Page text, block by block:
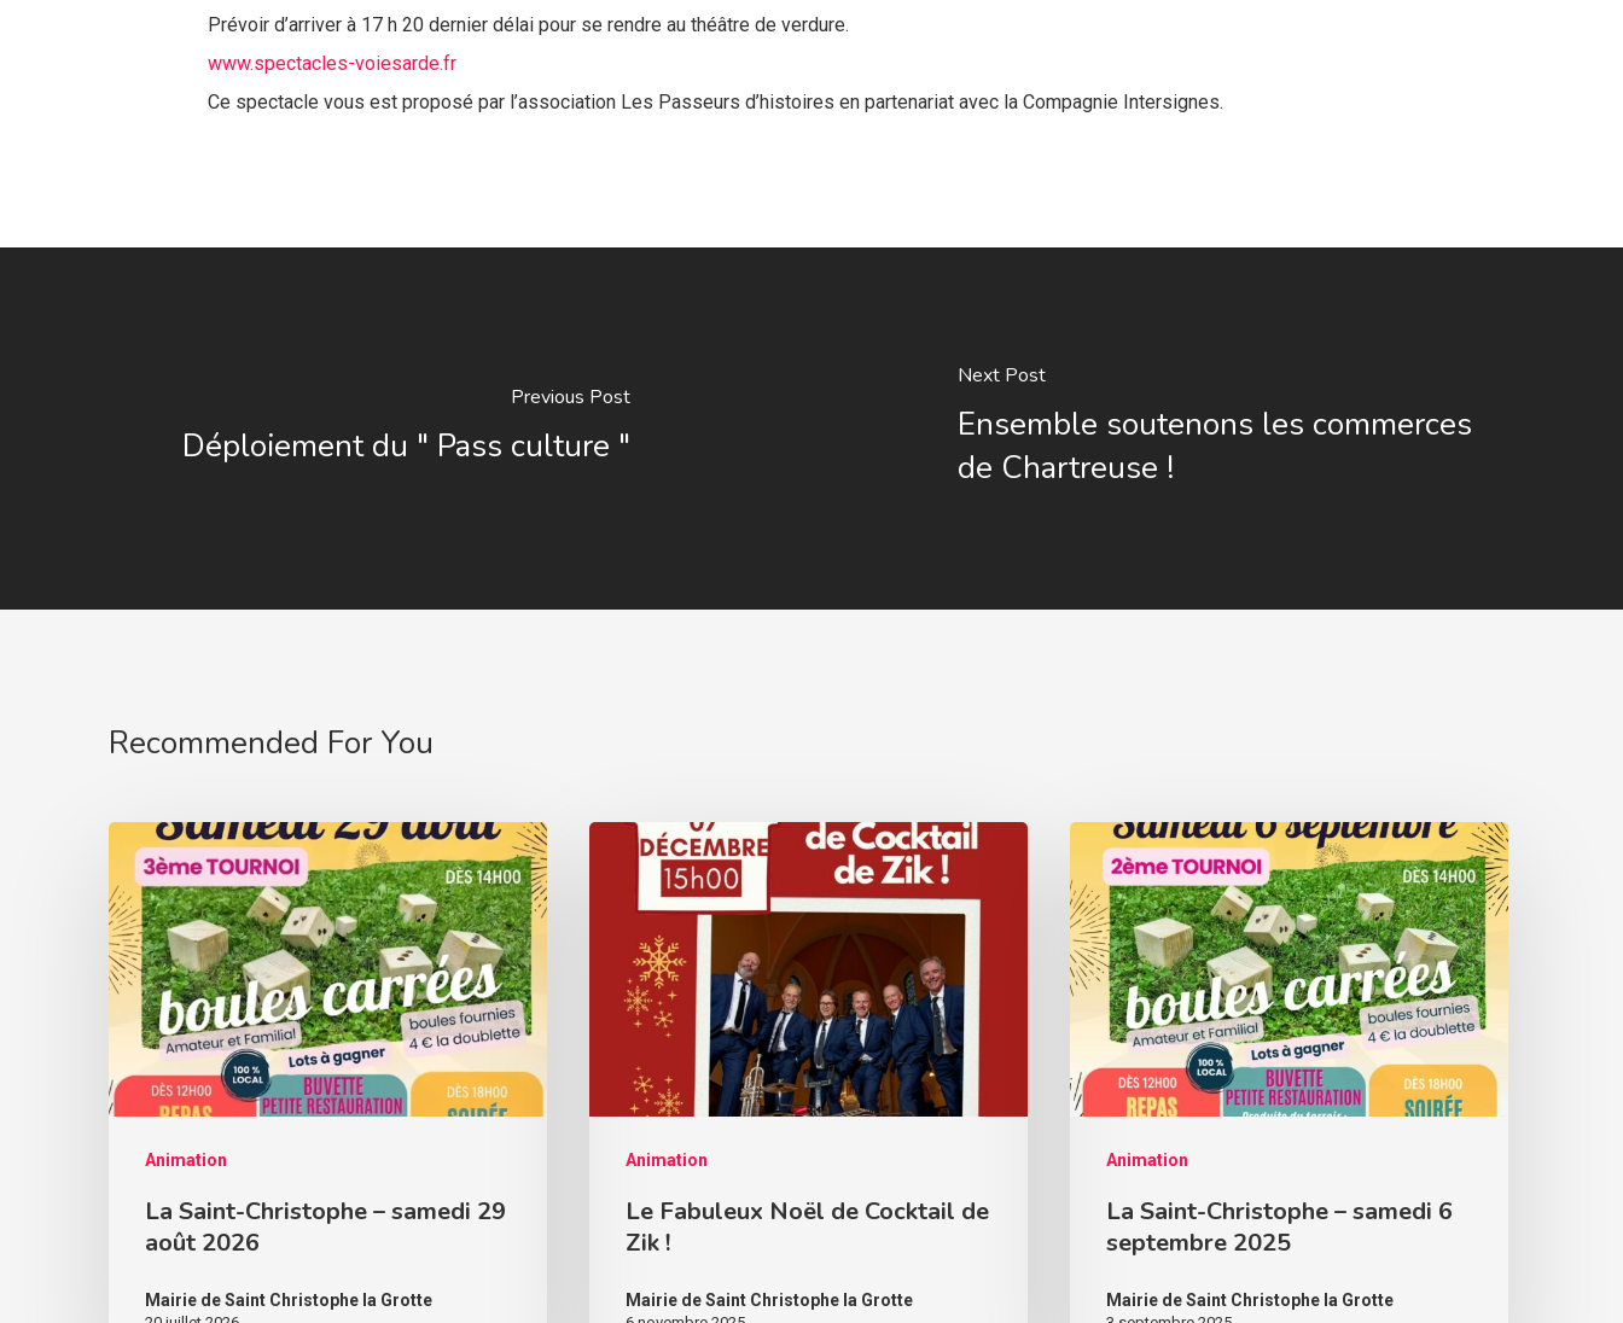
Prévoir d’ar­river à 17 h 20 dernier délai pour se rendre au théâtre de verdure.
www.spectacles-voiesarde.fr
Ce spectacle vous est proposé par l’association Les Passeurs d’histoires en partenariat avec la Compagnie Intersignes.
Previous Post
Déploiement du " Pass culture "
Next Post
Ensemble soutenons les commerces
de Chartreuse !
Recommended For You
Animation
La Saint-Christophe – samedi 29
août 2026
Mairie de Saint Christophe la Grotte
Animation
Le Fabuleux Noël de Cocktail de
Zik !
Mairie de Saint Christophe la Grotte
Animation
La Saint-Christophe – samedi 6
septembre 2025
Mairie de Saint Christophe la Grotte